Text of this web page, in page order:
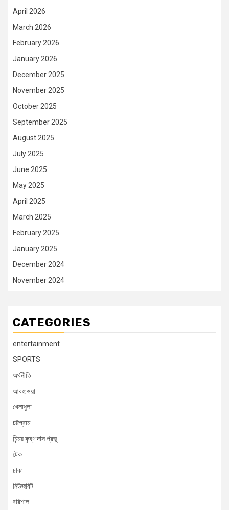
April 2026
March 2026
February 2026
January 2026
December 2025
November 2025
October 2025
September 2025
August 2025
July 2025
June 2025
May 2025
April 2025
March 2025
February 2025
January 2025
December 2024
November 2024
CATEGORIES
entertainment
SPORTS
অর্থনীতি
আবহাওয়া
খেলাধুলা
চট্টগ্রাম
চিন্ময় কৃষ্ণ দাস প্রভু
টেক
ঢাকা
নিউজবিট
বরিশাল